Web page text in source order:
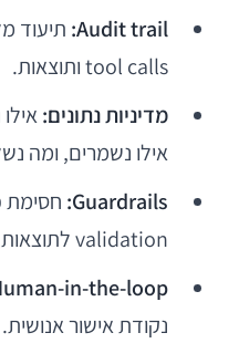
Audit trail:
tool calls ותוצאות.
מדיניות נתונים:
אילו נשמרים, ומה
Guardrails: חסימת
validation לתוצאות, ומנגנוני confidence.
in-the-loop:
נקודת אישור אנושית.